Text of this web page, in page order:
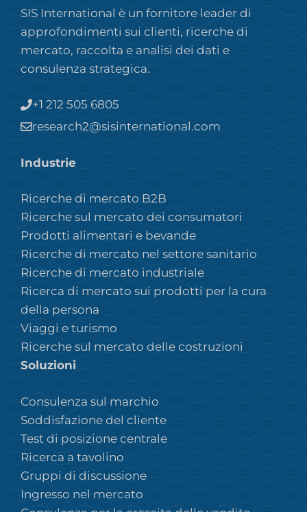
SIS International è un fornitore leader di
approfondimenti sui clienti, ricerche di
mercato, raccolta e analisi dei dati e
consulenza strategica.
+1 212 505 6805
research2@sisinternational.com
Industrie
Ricerche di mercato B2B
Ricerche sul mercato dei consumatori
Prodotti alimentari e bevande
Ricerche di mercato nel settore sanitario
Ricerche di mercato industriale
Ricerca di mercato sui prodotti per la cura
della persona
Viaggi e turismo
Ricerche sul mercato delle costruzioni
Soluzioni
Consulenza sul marchio
Soddisfazione del cliente
Test di posizione centrale
Ricerca a tavolino
Gruppi di discussione
Ingresso nel mercato